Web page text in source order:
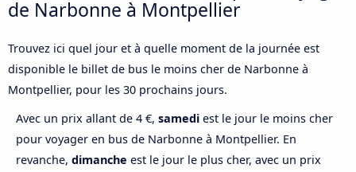
de Narbonne à Montpellier
Trouvez ici quel jour et à quelle moment de la journée est
disponible le billet de bus le moins cher de Narbonne à
Montpellier, pour les 30 prochains jours.
Avec un prix allant de 4 €, samedi est le jour le moins cher
pour voyager en bus de Narbonne à Montpellier. En
revanche, dimanche est le jour le plus cher, avec un prix